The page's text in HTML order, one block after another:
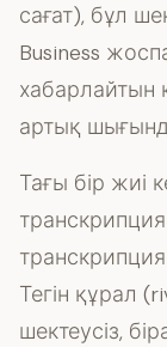
сағат), бұл
Business
хабарлайтын
артық
Тағы бір жиі
транскрипция
Тегін құрал
шектеусіз,